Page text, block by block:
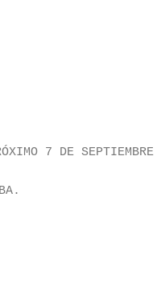
7 DE SEPTIEMBRE